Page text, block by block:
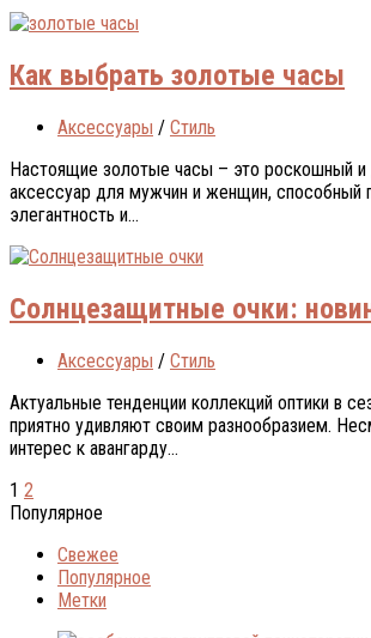
Как выбрать золотые часы
Аксессуары / Стиль
Настоящие золотые часы – это роскошный
аксессуар для мужчин и женщин, способный
элегантность и...
Солнцезащитные очки:
Аксессуары / Стиль
Актуальные тенденции коллекций оптики в
приятно удивляют своим разнообразием.
интерес к авангарду...
1 2
Популярное
Свежее
Популярное
Метки